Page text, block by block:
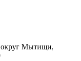
округ Мытищи,